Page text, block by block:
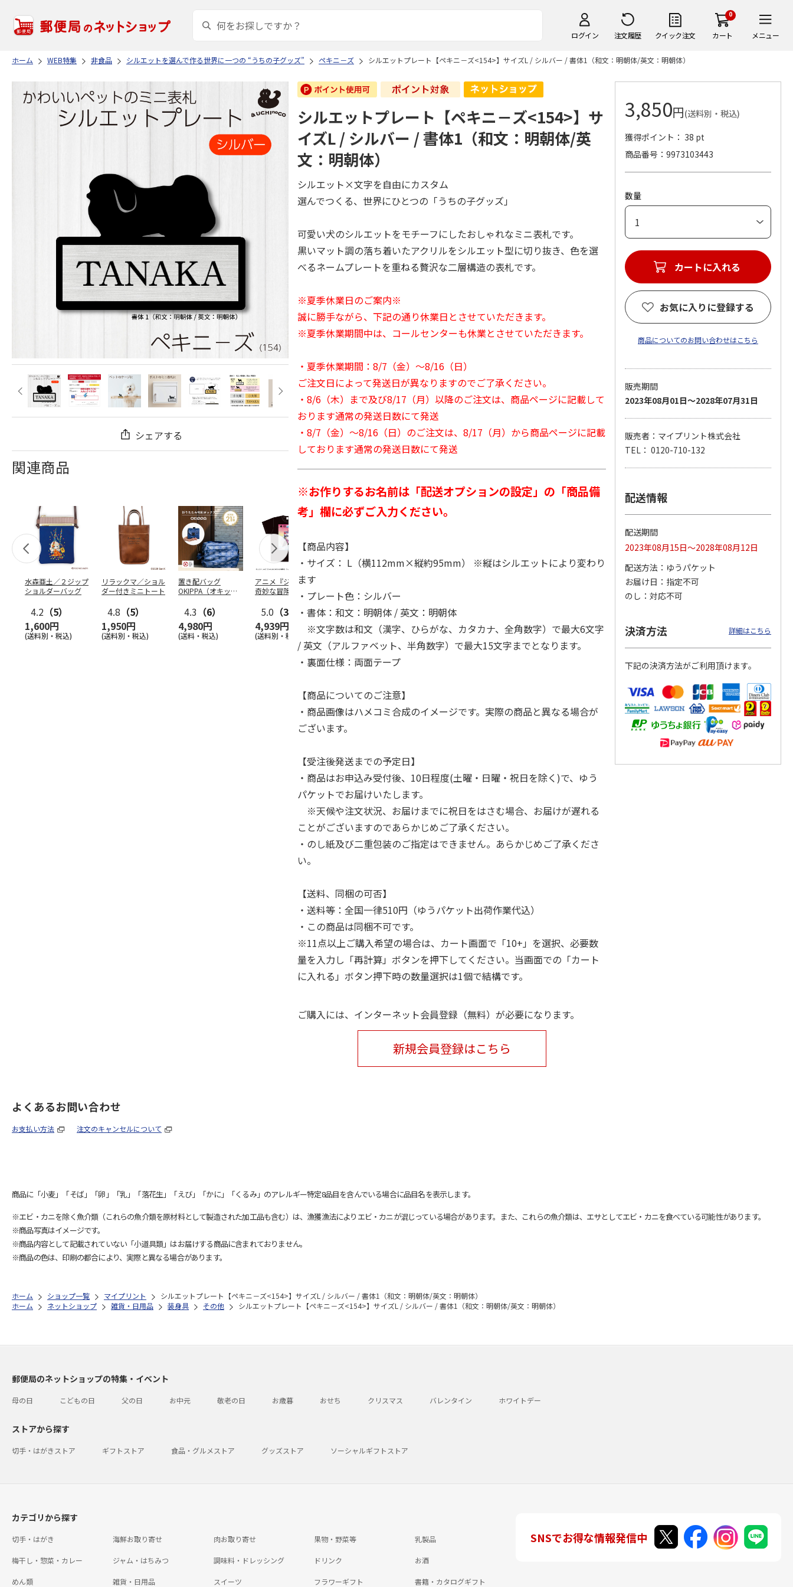
ログイン 注文履歴 クイック注文
0
カート メニュー
ホーム WEB特集 非食品 シルエットを選んで作る世界に一つの “うちの子グッズ” ペキニ－ズ シルエットプレート【ペキニ－ズ<154>】サイズL / シルバー / 書体1（和文：明朝体/英文：明朝体）
シェアする
関連商品
水森亜土／２ジップ
ショルダーバッグ
4.2 （5）
1,600円
(送料別・税込)
リラックマ／ショル
ダー付きミニトート
4.8 （5）
1,950円
(送料別・税込)
置き配バッグ
OKIPPA（オキッ
4.3 （6）
4,980円
(送料・税込)
アニメ『ジョジョの
奇妙な冒険 黄金の
風』CITY POP…
5.0 （3）
4,939円
(送料別・税込)
ー付きバッグ
4.5（6）
1,760円
(送料別・税込)
3,080円
(送料別・税込)
3,839円
(送料別・税込)
4,400円
(送料別・税込)
『ジョジョの奇妙な
冒険 スターダスト
クルセイダース』
3,300円
(送料別・税込)
3,300円
(送料別・税込)
シルエットプレート【ペキニ－ズ<154>】サ
イズL / シルバー / 書体1（和文：明朝体/英
文：明朝体）
シルエット×文字を自由にカスタム
選んでつくる、世界にひとつの「うちの子グッズ」
可愛い犬のシルエットをモチーフにしたおしゃれなミニ表札です。
黒いマット調の落ち着いたアクリルをシルエット型に切り抜き、色を選
べるネームプレートを重ねる贅沢な二層構造の表札です。
※夏季休業日のご案内※
誠に勝手ながら、下記の通り休業日とさせていただきます。
※夏季休業期間中は、コールセンターも休業とさせていただきます。
・夏季休業期間：8/7（金）～8/16（日）
ご注文日によって発送日が異なりますのでご了承ください。
・8/6（木）まで及び8/17（月）以降のご注文は、商品ページに記載して
おります通常の発送日数にて発送
・8/7（金）～8/16（日）のご注文は、8/17（月）から商品ページに記載
しております通常の発送日数にて発送
※お作りするお名前は「配送オプションの設定」の「商品備
考」欄に必ずご入力ください。
【商品内容】
・サイズ： L（横112mm×縦約95mm） ※縦はシルエットにより変わり
ます
・プレート色：シルバー
・書体：和文：明朝体 / 英文：明朝体
※文字数は和文（漢字、ひらがな、カタカナ、全角数字）で最大6文字
/ 英文（アルファベット、半角数字）で最大15文字までとなります。
・裏面仕様：両面テープ
【商品についてのご注意】
・商品画像はハメコミ合成のイメージです。実際の商品と異なる場合が
ございます。
【受注後発送までの予定日】
・商品はお申込み受付後、10日程度(土曜・日曜・祝日を除く)で、ゆう
パケットでお届けいたします。
※天候や注文状況、お届けまでに祝日をはさむ場合、お届けが遅れる
ことがございますのであらかじめご了承ください。
・のし紙及び二重包装のご指定はできません。あらかじめご了承くださ
い。
【送料、同梱の可否】
・送料等：全国一律510円（ゆうパケット出荷作業代込）
・この商品は同梱不可です。
※11点以上ご購入希望の場合は、カート画面で「10+」を選択、必要数
量を入力し「再計算」ボタンを押下してください。当画面での「カート
に入れる」ボタン押下時の数量選択は1個で結構です。
ご購入には、インターネット会員登録（無料）が必要になります。
新規会員登録はこちら
3,850円(送料別・税込)
獲得ポイント： 38 pt
商品番号
9973103443
数量
カートに入れる
お気に入りに登録する
商品についてのお問い合わせはこちら
販売期間
2023年08月01日～2028年07月31日
販売者：マイプリント株式会社
TEL： 0120-710-132
配送情報
配送期間
2023年08月15日～2028年08月12日
配送方法
ゆうパケット
お届け日
指定不可
のし
対応不可
決済方法 詳細はこちら
下記の決済方法がご利用頂けます。
よくあるお問い合わせ
お支払い方法 注文のキャンセルについて
商品に「小麦」「そば」「卵」「乳」「落花生」「えび」「かに」「くるみ」のアレルギー特定8品目を含んでいる場合に品目名を表示します。
※エビ・カニを除く魚介類（これらの魚介類を原材料として製造された加工品も含む）は、漁獲漁法によりエビ・カニが混じっている場合があります。また、これらの魚介類は、エサとしてエビ・カニを食べている可能性があります。
※商品写真はイメージです。
※商品内容として記載されていない「小道具類」はお届けする商品に含まれておりません。
※商品の色は、印刷の都合により、実際と異なる場合があります。
ホーム ショップ一覧 マイプリント
シルエットプレート【ペキニ－ズ<154>】サイズL / シルバー / 書体1（和文：明朝体/英文：明朝体）
ホーム
ネットショップ 雑貨・日用品 装身具 その他 シルエットプレート【ペキニ－ズ<154>】サイズL / シルバー / 書体1（和文：明朝体/英文：明朝体）
郵便局のネットショップの特集・イベント
母の日 こどもの日 父の日 お中元 敬老の日 お歳暮 おせち クリスマス バレンタイン ホワイトデー
ストアから探す
切手・はがきストア ギフトストア 食品・グルメストア グッズストア ソーシャルギフトストア
カテゴリから探す
切手・はがき 海鮮お取り寄せ 肉お取り寄せ 果物・野菜等 乳製品
梅干し・惣菜・カレー ジャム・はちみつ 調味料・ドレッシング ドリンク お酒
めん類 雑貨・日用品 スイーツ フラワーギフト 書籍・カタログギフト
SNSでお得な情報発信中